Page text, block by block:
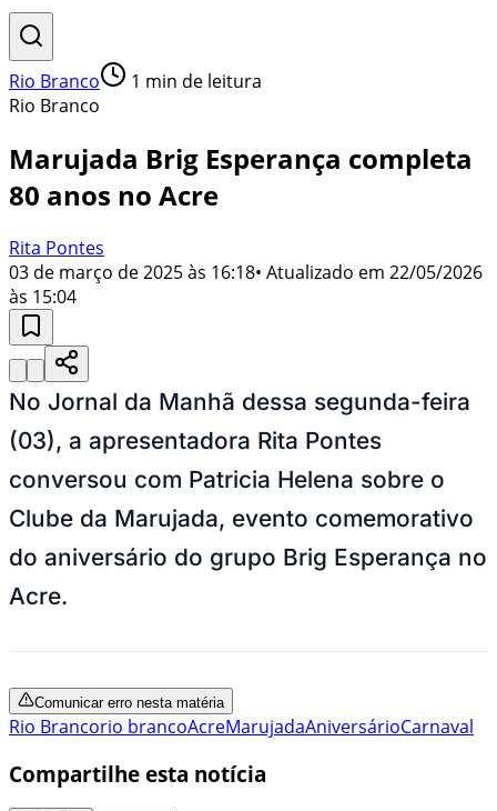
Rio Branco 1 min de leitura
Rio Branco
​Marujada Brig Esperança completa
80 anos no Acre
Rita Pontes
03 de março de 2025 às 16:18• Atualizado em 22/05/2026
às 15:04
No Jornal da Manhã dessa segunda-feira
(03), a apresentadora Rita Pontes
conversou com Patricia Helena sobre o
Clube da Marujada, evento comemorativo
do aniversário do grupo Brig Esperança no
Acre.
Comunicar erro nesta matéria
Rio Brancorio brancoAcreMarujadaAniversárioCarnaval
Compartilhe esta notícia